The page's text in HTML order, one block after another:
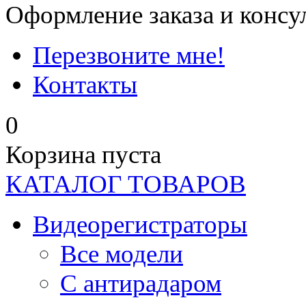
Оформление заказа и
Перезвоните мне!
Контакты
0
Корзина пуста
КАТАЛОГ ТОВАРОВ
Видеорегистраторы
Все модели
C антирадаром